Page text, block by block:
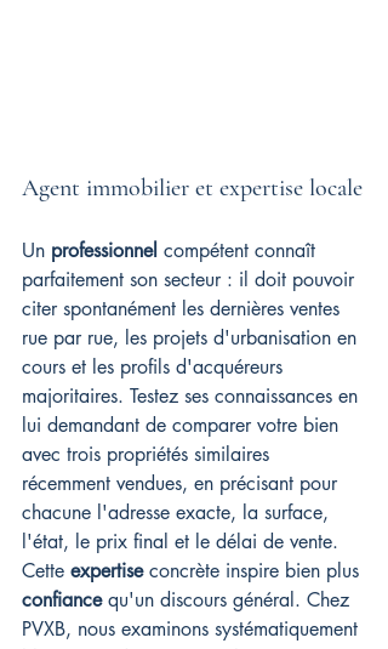
Agent immobilier et expertise locale
Un professionnel compétent connaît
parfaitement son secteur : il doit pouvoir
citer spontanément les dernières ventes
rue par rue, les projets d'urbanisation en
cours et les profils d'acquéreurs
majoritaires. Testez ses connaissances en
lui demandant de comparer votre bien
avec trois propriétés similaires
récemment vendues, en précisant pour
chacune l'adresse exacte, la surface,
l'état, le prix final et le délai de vente.
Cette expertise concrète inspire bien plus
confiance qu'un discours général. Chez
PVXB, nous examinons systématiquement